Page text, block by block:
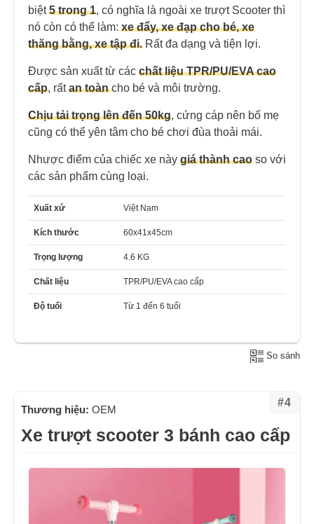
biệt5 trong 1, có nghĩa là ngoài xe trượt Scooter thì
nó còn có thể làm: xe đẩy, xe đạp cho bé, xe
thăng bằng, xe tập đi. Rất đa dạng và tiện lợi.
Được sản xuất từ các chất liệu TPR/PU/EVA cao
cấp, rấtan toàn cho bé và môi trường.
Chịu tải trọng lên đến 50kg, cứng cáp nên bố mẹ
cũng có thể yên tâm cho bé chơi đùa thoải mái.
Nhược điểm của chiếc xe này giá thành cao so với
các sản phẩm cùng loại.
Xuất xứ Việt Nam
Kích thước 60x41x45cm
Trọng lượng 4.6 KG
Chất liệu TPR/PU/EVA cao cấp
Độ tuổi Từ 1 đến 6 tuổi
So sánh
#4
Thương hiệu: OEM
Xe trượt scooter 3 bánh cao cấp